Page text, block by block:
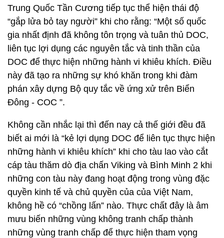
Trung Quốc Tần Cương tiếp tục thể hiện thái độ
“gắp lửa bỏ tay người” khi cho rằng: “Một số quốc
gia nhất định đã không tôn trọng và tuân thủ DOC,
liên tục lợi dụng các nguyên tắc và tinh thần của
DOC để thực hiện những hành vi khiêu khích. Điều
này đã tạo ra những sự khó khăn trong khi đàm
phán xây dựng Bộ quy tắc về ứng xử trên Biển
Đông - COC ”.
Không cần nhắc lại thì đến nay cả thế giới đều đã
biết ai mới là “kẻ lợi dụng DOC để liên tục thực hiện
những hành vi khiêu khích” khi cho tàu lao vào cắt
cáp tàu thăm dò địa chấn Viking và Bình Minh 2 khi
những con tàu này đang hoạt động trong vùng đặc
quyền kinh tế và chủ quyền của của Việt Nam,
không hề có “chồng lấn” nào. Thực chất đây là âm
mưu biến những vùng không tranh chấp thành
những vùng tranh chấp để thực hiện tham vọng